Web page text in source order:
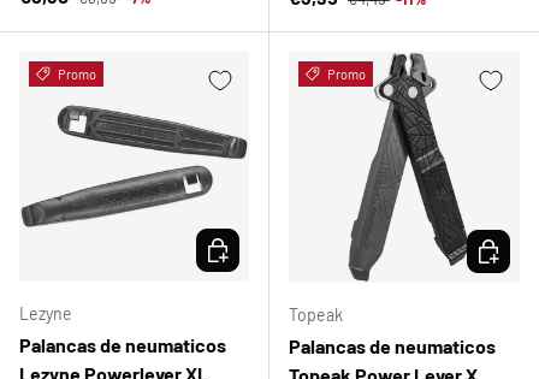
Promo
Lezyne
Palancas de neumaticos
Lezyne Powerlever XL
ELEGIR OPCIONES
Promo
Topeak
Palancas de neumaticos
Topeak Power Lever X
ELEGIR